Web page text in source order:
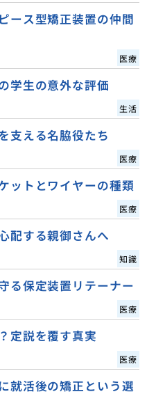
ース型矯正装置の仲間
医療
学生の意外な評価
生活
支える名脇役たち
医療
ットとワイヤーの種類
医療
配する親御さんへ
知識
る保定装置リテーナー
医療
定説を覆す真実
医療
就活後の矯正という選